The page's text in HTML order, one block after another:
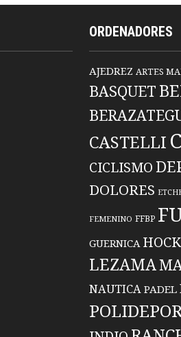
ORDENADORES
AJEDREZ ARTES
BASQUET
CASTELLI
CICLISMO
DOLORES
FEMENINO FFBP
GUERNICA
LEZAMA
NAUTICA PADEL